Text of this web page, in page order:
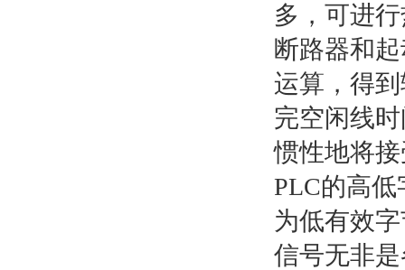
多，可进
断路器和
运算，得
完空闲线
惯性地将
PLC的高
为低有效
信号无非